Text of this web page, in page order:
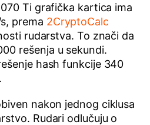
Ti grafička kartica ima
prema 2CryptoCalc
rudarstva. To znači da
rešenja u sekundi.
hash funkcije 340
nakon jednog ciklusa
Rudari odlučuju o